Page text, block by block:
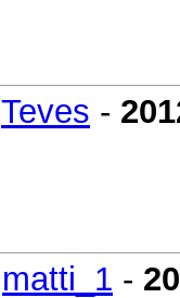
Teves -
matti_1 -